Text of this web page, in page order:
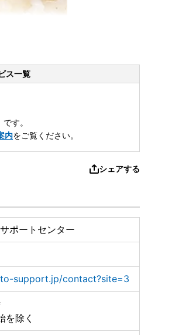
ス一覧
す。
内をご覧ください。
シェアする
ポートセンター
support.jp/contact?site=3
を除く